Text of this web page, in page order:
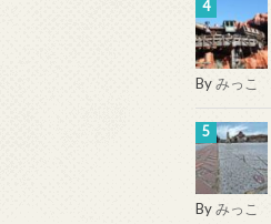
Byみっこ
Byみっこ